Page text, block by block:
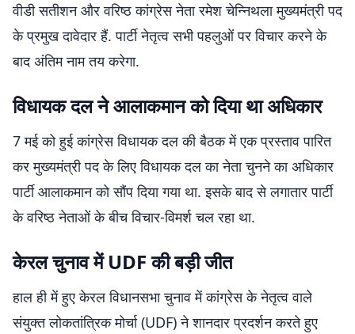
वीडी सतीशन और वरिष्ठ कांग्रेस नेता रमेश चेन्निथला मुख्यमंत्री पद
के प्रमुख दावेदार हैं. पार्टी नेतृत्व सभी पहलुओं पर विचार करने के
बाद अंतिम नाम तय करेगा.
विधायक दल ने आलाकमान को दिया था अधिकार
7 मई को हुई कांग्रेस विधायक दल की बैठक में एक प्रस्ताव पारित
कर मुख्यमंत्री पद के लिए विधायक दल का नेता चुनने का अधिकार
पार्टी आलाकमान को सौंप दिया गया था. इसके बाद से लगातार पार्टी
के वरिष्ठ नेताओं के बीच विचार-विमर्श चल रहा था.
केरल चुनाव में UDF की बड़ी जीत
हाल ही में हुए केरल विधानसभा चुनाव में कांग्रेस के नेतृत्व वाले
संयुक्त लोकतांत्रिक मोर्चा (UDF) ने शानदार प्रदर्शन करते हुए